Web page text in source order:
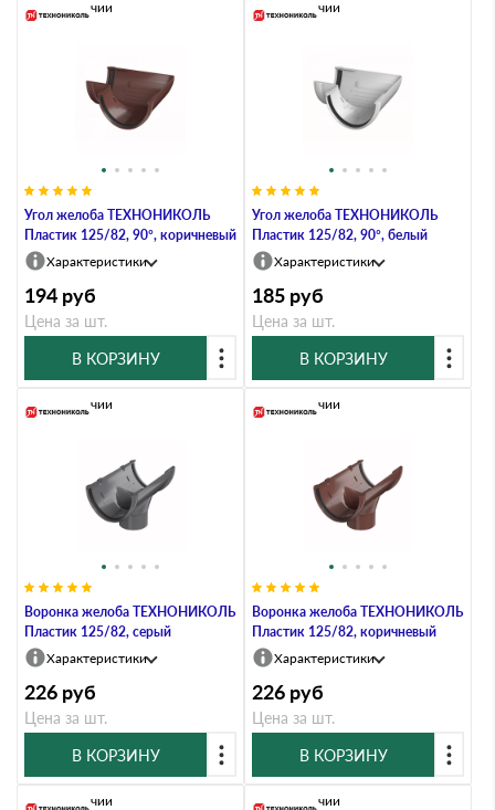
Угол желоба ТЕХНОНИКОЛЬ
Пластик 125/82, 90°, коричневый
В наличии
Характеристики
194 руб
Цена за шт.
В КОРЗИНУ
Угол желоба ТЕХНОНИКОЛЬ
Пластик 125/82, 90°, белый
В наличии
Характеристики
185 руб
Цена за шт.
В КОРЗИНУ
Воронка желоба ТЕХНОНИКОЛЬ
Пластик 125/82, серый
В наличии
Характеристики
226 руб
Цена за шт.
В КОРЗИНУ
Воронка желоба ТЕХНОНИКОЛЬ
Пластик 125/82, коричневый
В наличии
Характеристики
226 руб
Цена за шт.
В КОРЗИНУ
В наличии В наличии